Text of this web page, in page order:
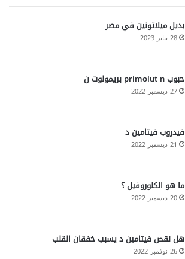
بديل ميلاتونين في مصر
28 يناير 2023
حبوب primolut n بريمولوت ن
27 ديسمبر 2022
فيدروب فيتامين د
21 ديسمبر 2022
ما هو الكلوروفيل ؟
20 ديسمبر 2022
هل نقص فيتامين د يسبب خفقان القلب
26 نوفمبر 2022